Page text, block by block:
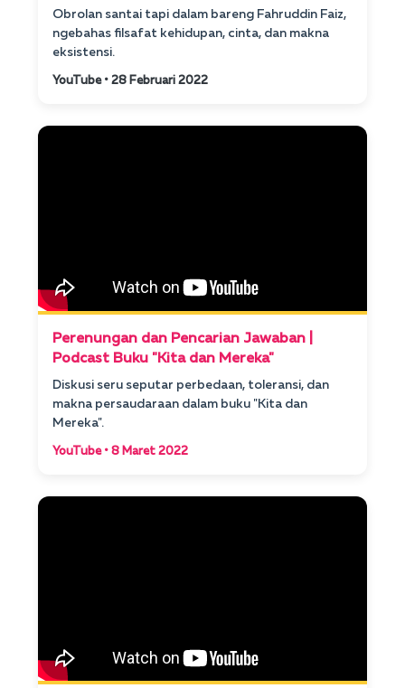
Obrolan santai tapi dalam bareng Fahruddin Faiz,
ngebahas filsafat kehidupan, cinta, dan makna
eksistensi.
YouTube • 28 Februari 2022
Perenungan dan Pencarian Jawaban |
Podcast Buku "Kita dan Mereka"
Diskusi seru seputar perbedaan, toleransi, dan
makna persaudaraan dalam buku "Kita dan
Mereka".
YouTube • 8 Maret 2022